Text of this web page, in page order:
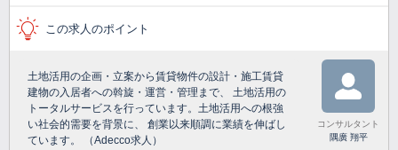
この求人のポイント
土地活用の企画・立案から賃貸物件の設計・施工賃貸
建物の入居者への斡旋・運営・管理まで、 土地活用の
トータルサービスを行っています。土地活用への根強
い社会的需要を背景に、 創業以来順調に業績を伸ばし
ています。 （Adecco求人）
コンサルタント
隅廣 翔平